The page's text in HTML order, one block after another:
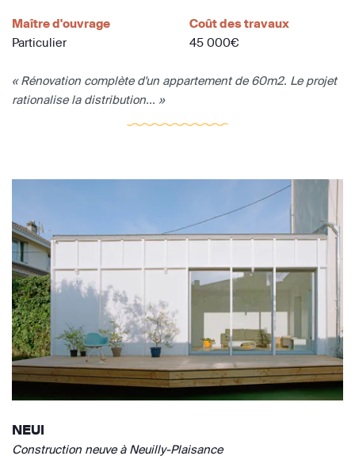
Maître d'ouvrage
Particulier
Coût des travaux
45 000€
« Rénovation complète d'un appartement de 60m2. Le projet
rationalise la distribution... »
NEUI
Construction neuve à Neuilly-Plaisance